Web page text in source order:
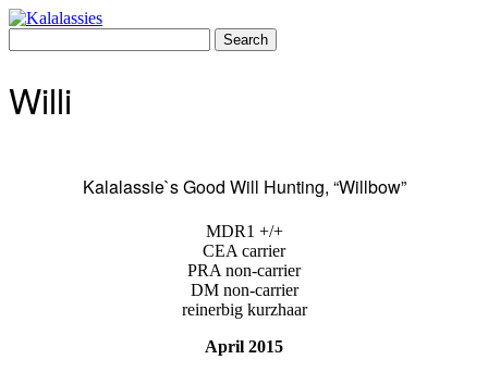
Skip
content
for:
Willi
Kalalassie`s Good Will Hunting, “Willbow”
MDR1 +/+
CEA carrier
PRA non-carrier
DM non-carrier
reinerbig kurzhaar
April 2015